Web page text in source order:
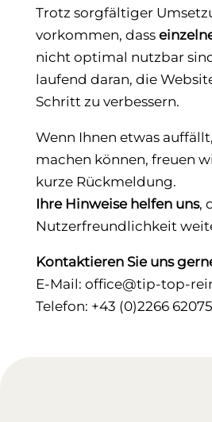
Trotz sorgfältiger
vorkommen, dass
nicht optimal nutzbar
laufend daran, die
Schritt zu verbessern.
Wenn Ihnen etwas
machen können, freuen
kurze Rückmeldung.
Ihre Hinweise helfen uns,
Nutzerfreundlichkeit
Kontaktieren Sie uns
E-Mail: office@tip-top-
Telefon: +43 (0)2266 62075